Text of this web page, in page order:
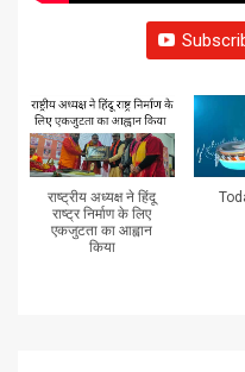
राष्ट्रीय अध्यक्ष ने हिंदू
राष्ट्र निर्माण के लिए
एकजुटता का आह्वान
किया